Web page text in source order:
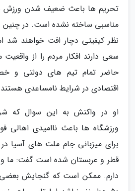
تحریم ها باعث ضعیف شدن ورزش
مناسبی ساخته نشده است. در چنین
نظر کیفیتی دچار افت خواهند شد
سعی دارند افکار مردم را از
حاضر تمام تیم های دولتی و
اقتصادی در شرایط نامساعدی
او در واکنش به این سوال که
ورزشگاه ها باعث ناامیدی اهالی
قطر و عربستان شده است گفت: ما
دارم. ممکن است که گنجایش بعضی